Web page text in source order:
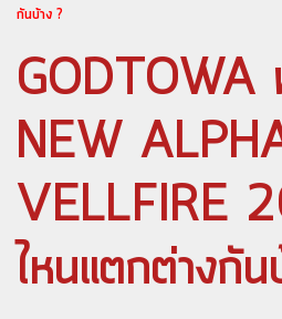
กันบ้าง ?
GODTOWA
NEW
VELLFIRE
ไหนแตกต่างกั